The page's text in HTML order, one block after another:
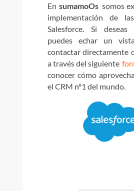
En sumamoOssomos
implementación de
Salesforce.Si deseas
puedes echar un
contactar directamente
a través del siguiente
conocer cómo
el CRM nº1 del mundo.